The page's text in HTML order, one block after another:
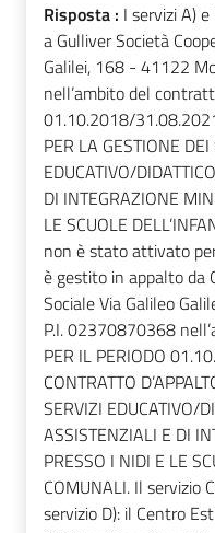
Risposta : I servizi A)
a Gulliver Società
Galilei, 168 - 41122
nell’ambito del
01.10.2018/31.08.2021
PER LA GESTIONE DEI
EDUCATIVO/
DI INTEGRAZIONE
LE SCUOLE
non è stato attivato
è gestito in appalto da
Sociale Via Galileo
P.I. 02370870368
PER IL PERIODO
CONTRATTO
SERVIZI EDUCATIVO/
ASSISTENZIALI E DI
PRESSO I NIDI E LE
COMUNALI. Il servizio
servizio D): il Centro